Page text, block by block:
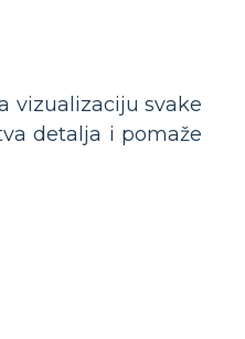
vizualizaciju svake
detalja i pomaže